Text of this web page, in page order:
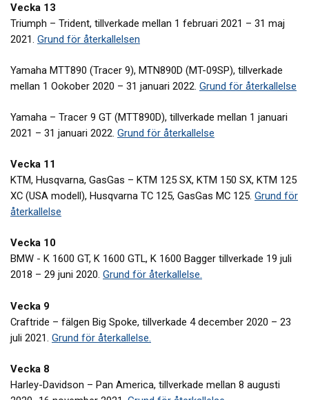
Vecka 13
Triumph – Trident, tillverkade mellan 1 februari 2021 – 31 maj
2021. Grund för återkallelsen
Yamaha MTT890 (Tracer 9), MTN890D (MT-09SP), tillverkade
mellan 1 Ookober 2020 – 31 januari 2022. Grund för återkallelse
Yamaha – Tracer 9 GT (MTT890D), tillverkade mellan 1 januari
2021 – 31 januari 2022. Grund för återkallelse
Vecka 11
KTM, Husqvarna, GasGas – KTM 125 SX, KTM 150 SX, KTM 125
XC (USA modell), Husqvarna TC 125, GasGas MC 125. Grund för
återkallelse
Vecka 10
BMW - K 1600 GT, K 1600 GTL, K 1600 Bagger tillverkade 19 juli
2018 – 29 juni 2020. Grund för återkallelse.
Vecka 9
Craftride – fälgen Big Spoke, tillverkade 4 december 2020 – 23
juli 2021. Grund för återkallelse.
Vecka 8
Harley-Davidson – Pan America, tillverkade mellan 8 augusti